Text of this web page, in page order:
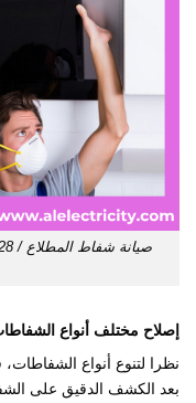
إصلاح مختلف أنواع
نظرا لتنوع أنواع
بعد الكشف الدقيق على